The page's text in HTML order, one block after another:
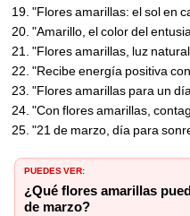
"Flores amarillas: el sol en
"Amarillo, el color del
"Flores amarillas, luz
"Recibe energía positiva
"Flores amarillas para un
"Con flores amarillas,
"21 de marzo, día para
PUEDES VER:
¿Qué flores amarillas
de marzo?